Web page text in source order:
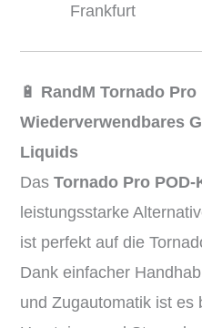
Frankfurt
🔋 RandM Tornado Pro
Wiederverwendbares
Liquids
DasTornado Pro POD-
leistungsstarke
ist perfekt auf die
Dank einfacher
und Zugautomatik ist es